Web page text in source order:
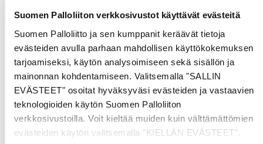
Suomen Palloliiton verkkosivustot käyttävät evästeitä
Suomen Palloliitto ja sen kumppanit keräävät tietoja
evästeiden avulla parhaan mahdollisen käyttökokemuksen
tarjoamiseksi, käytön analysoimiseen sekä sisällön ja
mainonnan kohdentamiseen. Valitsemalla "SALLIN
EVÄSTEET" osoitat hyväksyväsi evästeiden ja vastaavien
teknologioiden käytön Suomen Palloliiton
verkkosivustoilla. Voit kieltää muiden kuin välttämättömien
evästeiden käytön valitsemalla "KIELLÄN EVÄSTEET".
price
$130.00 USD